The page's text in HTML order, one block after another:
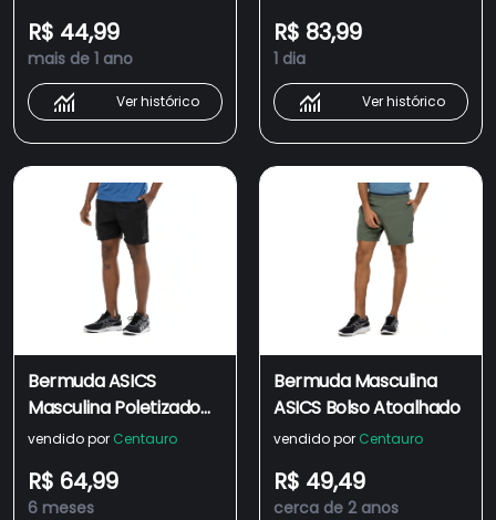
R$ 44,99
mais de 1 ano
Ver histórico
R$ 83,99
1 dia
Ver histórico
Bermuda ASICS
Masculina Poletizado
Estampado
vendido por Centauro
R$ 64,99
6 meses
Bermuda Masculina
ASICS Bolso Atoalhado
vendido por Centauro
R$ 49,49
cerca de 2 anos